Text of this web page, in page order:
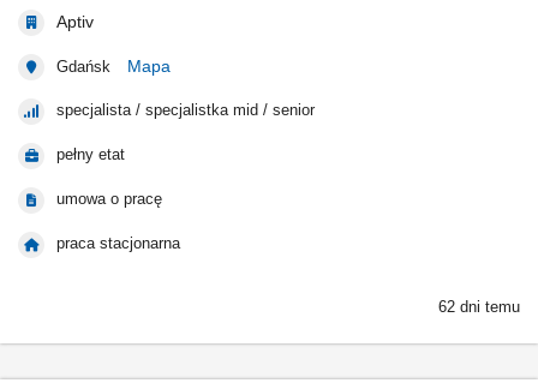
Aptiv
Gdańsk Mapa
specjalista / specjalistka mid / senior
pełny etat
umowa o pracę
praca stacjonarna
62 dni temu